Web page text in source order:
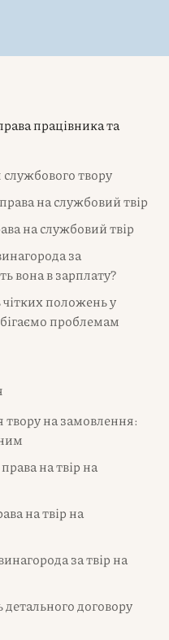
працівника та
службового твору
на службовий твір
на службовий твір
за
вона в зарплату?
чітких положень у
проблемам
твору на замовлення:
на твір на
на твір на
за твір на
договору